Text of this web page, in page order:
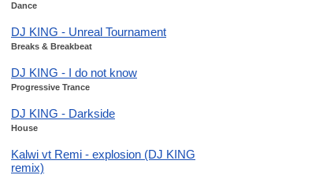
Dance
DJ KING - Unreal Tournament
Breaks & Breakbeat
DJ KING - I do not know
Progressive Trance
DJ KING - Darkside
House
Kalwi vt Remi - explosion (DJ KING
remix)